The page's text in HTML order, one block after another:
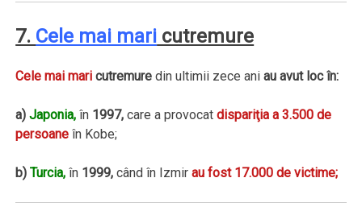
7. Cele mai mari cutremure
Cele mai mari cutremure din ultimii zece aniau avut loc în:
a)Japonia, în 1997, care a provocatdispariţia a 3.500 de
persoane în Kobe;
b)Turcia, în 1999, când în Izmirau fost 17.000 de victime;